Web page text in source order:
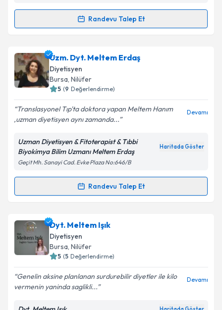
Takvim Talebini Gönder
Randevu Talep Et
Randevu Takvimi Talebi
Dyt. Meltem Avcıiçin randevu takvimi talebi
oluşturun. Size bu uzmandan randevu almanız için bir
takvim hazırlandığında e-posta ile bilgilendireceğiz.
Kişisel verilerimin işlenmesine ilişkin
Aydınlatma
Metni'ni okudum ve kişisel verilerimin belirtilen
kapsamda işlenmesini kabul ediyorum.
Takvim Talebini Gönder
Uzm. Dyt. Meltem Erdaş
Diyetisyen
Bursa, Nilüfer
5 (9 Değerlendirme)
Translasyonel Tıp'ta doktora yapan Meltem Hanım
,uzman diyetisyen aynı zamanda...
Devamı
Uzman Diyetisyen & Fitoterapist & Tıbbi
Biyokimya Bilim Uzmanı Meltem Erdaş
Haritada Göster
Geçit Mh. Sanayi Cad. Evke Plaza No:646/B
Randevu Talep Et
Randevu Takvimi Talebi
Uzm. Dyt. Meltem Erdaş
oluşturun. Size bu uzmandan randevu almanız için bir
takvim hazırlandığında e-posta ile bilgilendireceğiz.
Dyt. Meltem Işık
Diyetisyen
Bursa, Nilüfer
5 (5 Değerlendirme)
Genelin aksine planlanan surdurebilir diyetler ile kilo
vermenin yaninda saglikli...
Devamı